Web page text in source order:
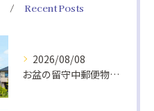
Recent Posts
2026/08/08
お盆の留守中郵便物と戸締り防犯策